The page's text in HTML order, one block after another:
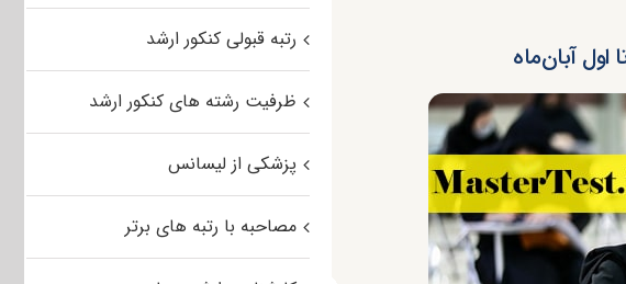
رتبه قبولی کنکور ارشد
ظرفیت رشته های کنکور ارشد
پزشکی از لیسانس
مصاحبه با رتبه های برتر